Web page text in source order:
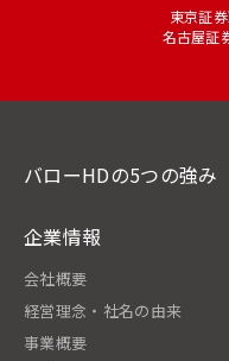
東京証
名古屋証
バローHDの5つの強み
企業情報
会社概要
経営理念・社名の由来
事業概要